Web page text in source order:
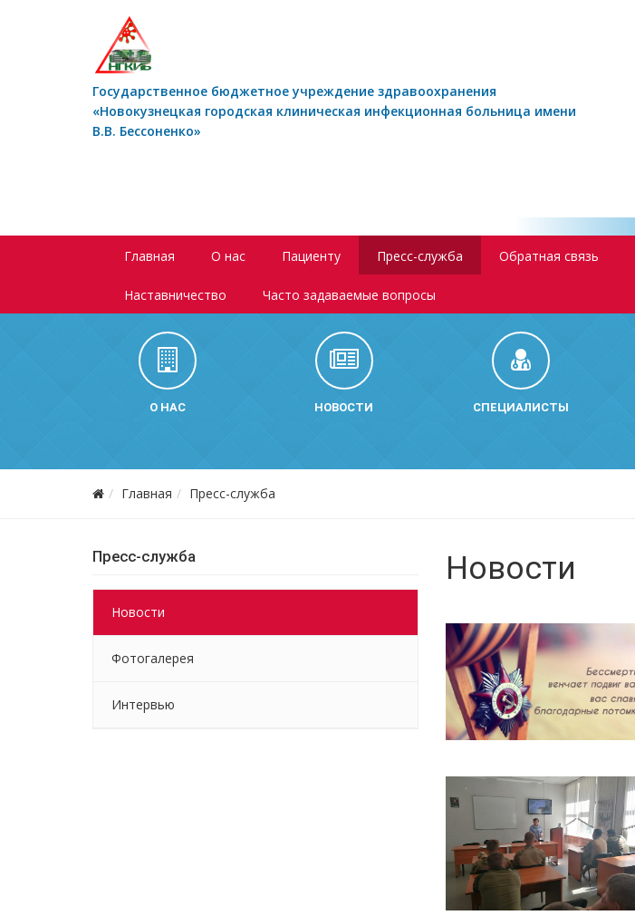
Государственное бюджетное учреждение здравоохранения
«Новокузнецкая городская клиническая инфекционная больница имени
В.В. Бессоненко»
Главная О нас Пациенту Пресс-служба Обратная связь
Наставничество Часто задаваемые вопросы
О НАС НОВОСТИ СПЕЦИАЛИСТЫ
Главная Пресс-служба
Пресс-служба
Новости
Фотогалерея
Интервью
Новости